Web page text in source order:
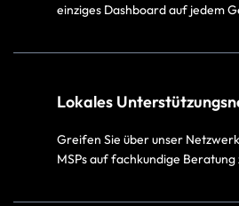
einziges Dashboard auf jedem
Lokales
Greifen Sie über unser
MSPs auf fachkundige Beratung